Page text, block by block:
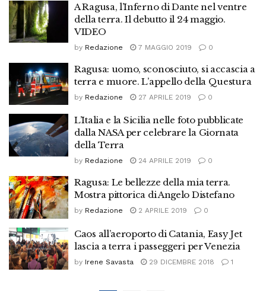
A Ragusa, l’Inferno di Dante nel ventre
della terra. Il debutto il 24 maggio.
VIDEO
by Redazione 7 MAGGIO 2019 0
Ragusa: uomo, sconosciuto, si accascia a
terra e muore. L’appello della Questura
by Redazione 27 APRILE 2019 0
L’Italia e la Sicilia nelle foto pubblicate
dalla NASA per celebrare la Giornata
della Terra
by Redazione 24 APRILE 2019 0
Ragusa: Le bellezze della mia terra.
Mostra pittorica di Angelo Distefano
by Redazione 2 APRILE 2019 0
Caos all’aeroporto di Catania, Easy Jet
lascia a terra i passeggeri per Venezia
by Irene Savasta 29 DICEMBRE 2018 1